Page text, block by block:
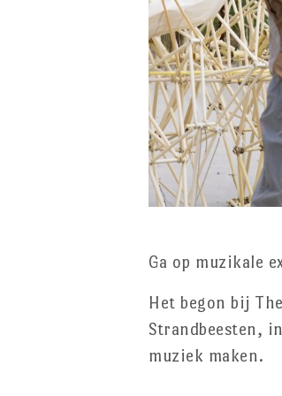
Ga op muzikale
Het begon bij
Strandbeesten,
muziek maken.